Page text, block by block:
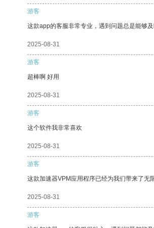
游客
这款app的客服非常专业，遇到问题总是能够
2025-08-31
游客
超棒啊 好用
2025-08-31
游客
这个软件我非常喜欢
2025-08-31
游客
这款加速器VPM应用程序已经为我们带来了无
2025-08-31
游客